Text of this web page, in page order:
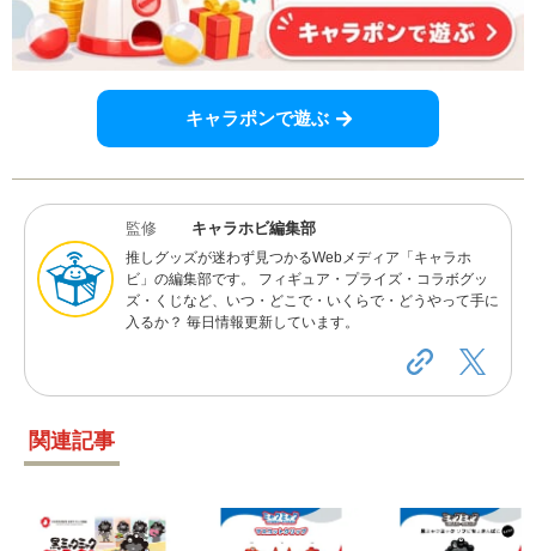
キャラポンで遊ぶ
監修 キャラホビ編集部
推しグッズが迷わず見つかるWebメディア「キャラホ
ビ」の編集部です。 フィギュア・プライズ・コラボグッ
ズ・くじなど、いつ・どこで・いくらで・どうやって手に
入るか？ 毎日情報更新しています。
関連記事